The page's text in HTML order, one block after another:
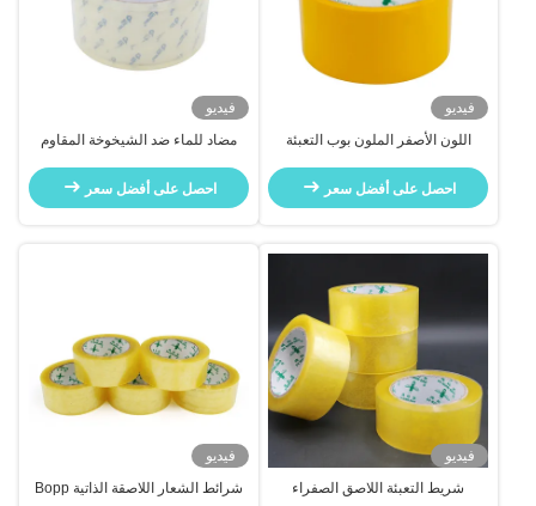
فيديو
اللون الأصفر الملون بوب التعبئة
احصل على أفضل سعر
فيديو
مضاد للماء ضد الشيخوخة المقاوم
احصل على أفضل سعر
فيديو
شريط التعبئة اللاصق الصفراء
فيديو
شرائط الشعار اللاصقة الذاتية Bopp